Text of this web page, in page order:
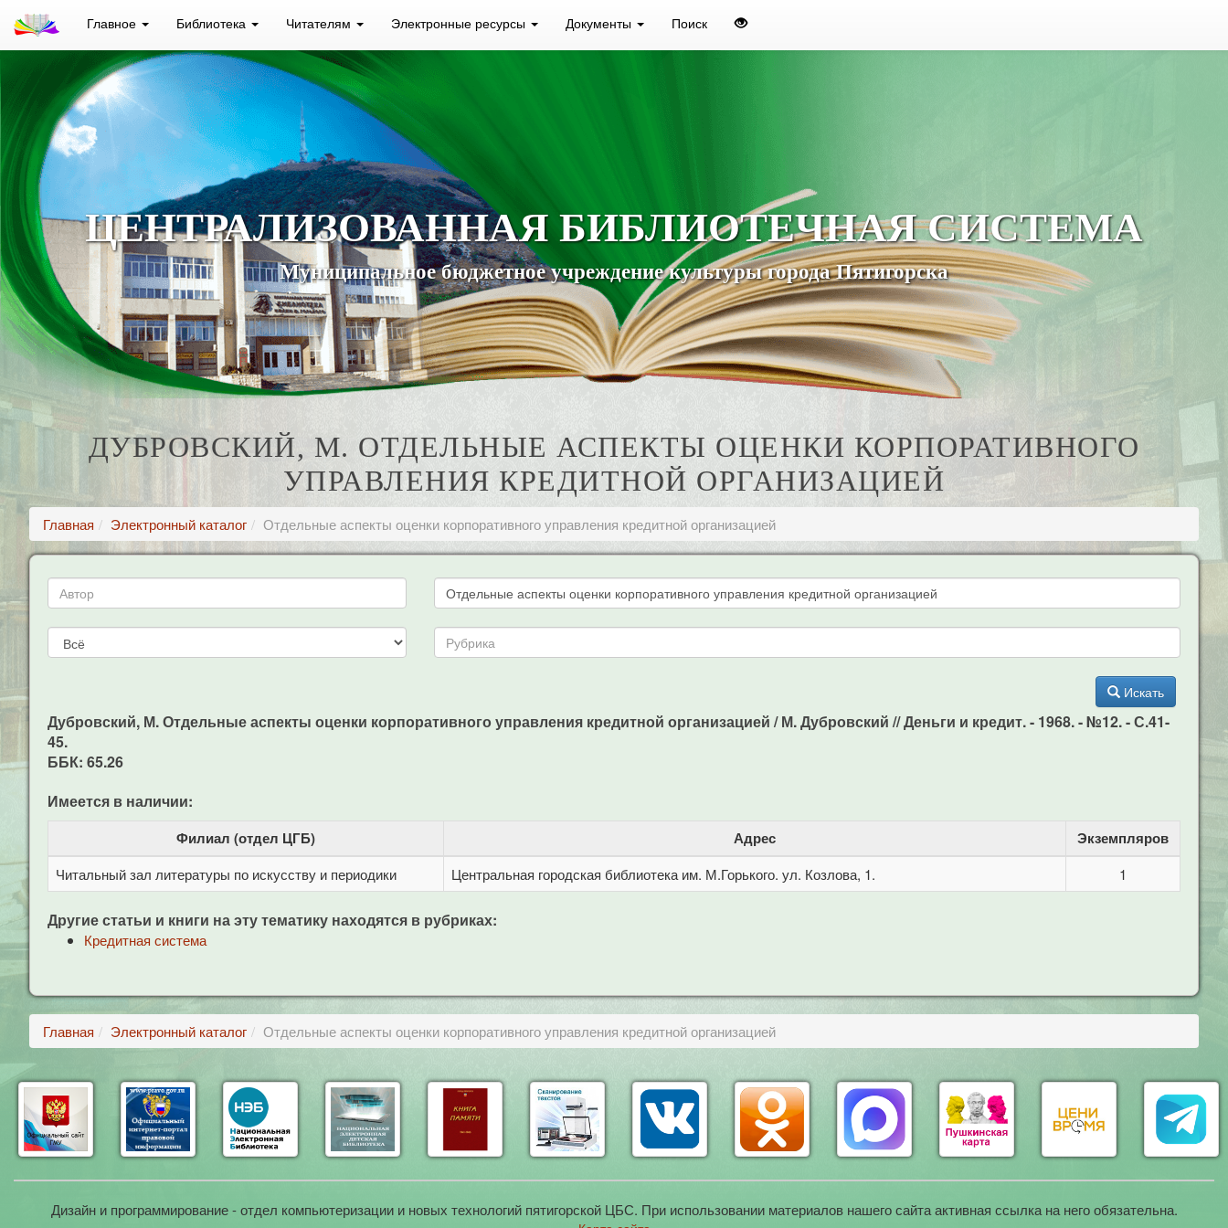
Главное Библиотека Читателям Электронные ресурсы Документы Поиск
ЦЕНТРАЛИЗОВАННАЯ БИБЛИОТЕЧНАЯ СИСТЕМА
Муниципальное бюджетное учреждение культуры города Пятигорска
ДУБРОВСКИЙ, М. ОТДЕЛЬНЫЕ АСПЕКТЫ ОЦЕНКИ КОРПОРАТИВНОГО
УПРАВЛЕНИЯ КРЕДИТНОЙ ОРГАНИЗАЦИЕЙ
Главная Электронный каталог Отдельные аспекты оценки корпоративного управления кредитной организацией
Искать
Дубровский, М. Отдельные аспекты оценки корпоративного управления кредитной организацией / М. Дубровский // Деньги и кредит. - 1968. - №12. - С.41-
45.
ББК: 65.26
Имеется в наличии:
Филиал (отдел ЦГБ) Адрес Экземпляров
Читальный зал литературы по искусству и периодики Центральная городская библиотека им. М.Горького. ул. Козлова, 1. 1
Другие статьи и книги на эту тематику находятся в рубриках:
Кредитная система
Главная Электронный каталог Отдельные аспекты оценки корпоративного управления кредитной организацией
Дизайн и программирование - отдел компьютеризации и новых технологий пятигорской ЦБС. При использовании материалов нашего сайта активная ссылка на него обязательна.